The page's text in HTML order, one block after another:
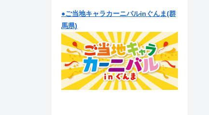
●ご当地キャラカーニバルinぐんま(群
馬県)